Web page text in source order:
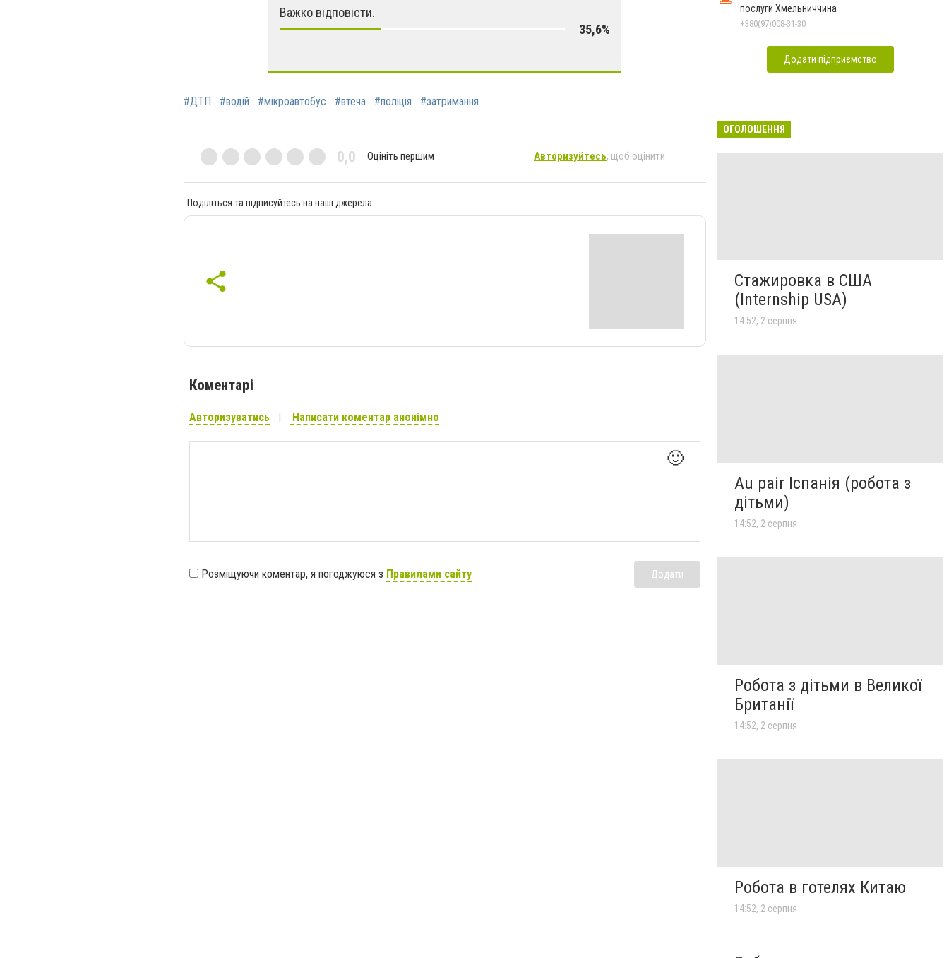
Важко відповісти.
35,6%
#ДТП #водій #мікроавтобус #втеча #поліція #затримання
0,0 Оцініть першим Авторизуйтесь, щоб оцінити
Поділіться та підписуйтесь на наші джерела
Коментарі
Авторизуватись Написати коментар анонімно
🙂
Розміщуючи коментар, я погоджуюся з Правилами сайту Додати
послуги Хмельниччина
+380(97)008-31-30
Додати підприємство
ОГОЛОШЕННЯ
Стажировка в США
(Internship USA)
14:52, 2 серпня
Au pair Іспанія (робота з
дітьми)
14:52, 2 серпня
Робота з дітьми в Великої
Британії
14:52, 2 серпня
Робота в готелях Китаю
14:52, 2 серпня